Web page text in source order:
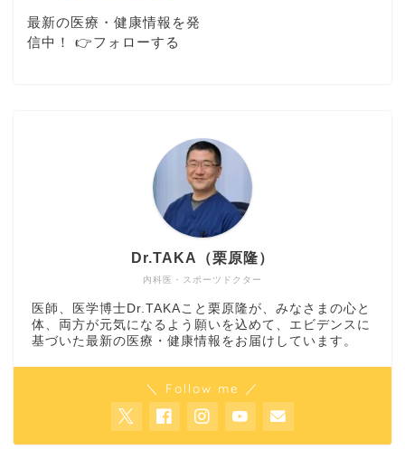
最新の医療・健康情報を発
信中！ 👉️フォローする
内科医・スポーツドクター
Dr.TAKA（栗原隆）
医師、医学博士Dr.TAKAこと栗原隆が、みなさまの心と
体、両方が元気になるよう願いを込めて、エビデンスに
基づいた最新の医療・健康情報をお届けしています。
＼ Follow me ／